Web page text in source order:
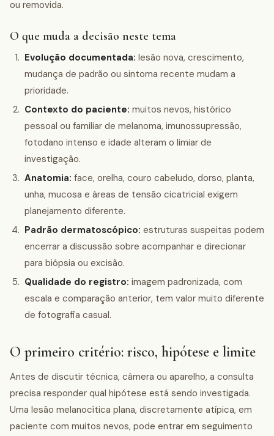
ou removida.
O que muda a decisão neste tema
Evolução documentada: lesão nova, crescimento,
mudança de padrão ou sintoma recente mudam a
prioridade.
Contexto do paciente: muitos nevos, histórico
pessoal ou familiar de melanoma, imunossupressão,
fotodano intenso e idade alteram o limiar de
investigação.
Anatomia: face, orelha, couro cabeludo, dorso, planta,
unha, mucosa e áreas de tensão cicatricial exigem
planejamento diferente.
Padrão dermatoscópico: estruturas suspeitas podem
encerrar a discussão sobre acompanhar e direcionar
para biópsia ou excisão.
Qualidade do registro: imagem padronizada, com
escala e comparação anterior, tem valor muito diferente
de fotografia casual.
O primeiro critério: risco, hipótese e limite
Antes de discutir técnica, câmera ou aparelho, a consulta
precisa responder qual hipótese está sendo investigada.
Uma lesão melanocítica plana, discretamente atípica, em
paciente com muitos nevos, pode entrar em seguimento